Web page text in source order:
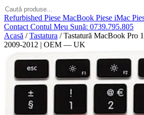
Refurbished Piese MacBook Piese iMac
Contact Contul Meu Sună: 0739.795.805
Acasă / Tastatura / Tastatură MacBook Pro
2009-2012 | OEM — UK